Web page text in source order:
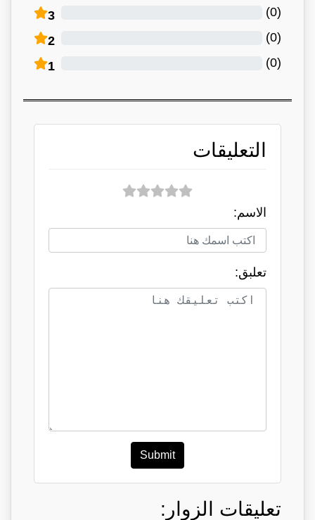
3 (
0
)
2 (
0
)
1 (
0
)
التعليقات
الاسم:
تعلبق:
Submit
تعليقات الزوار: